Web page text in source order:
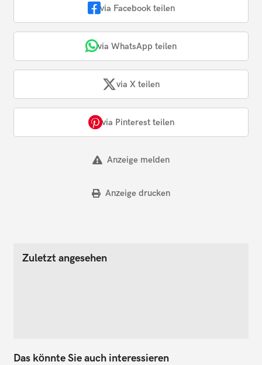
via Facebook teilen
via WhatsApp teilen
via X teilen
via Pinterest teilen
Anzeige melden
Anzeige drucken
Zuletzt angesehen
Das könnte Sie auch interessieren